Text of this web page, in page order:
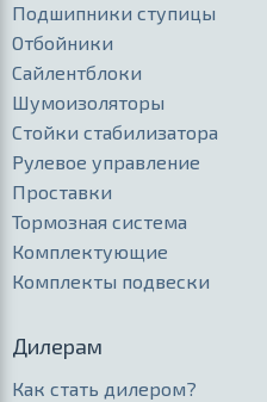
Подшипники ступицы
Отбойники
Сайлентблоки
Шумоизоляторы
Стойки стабилизатора
Рулевое управление
Проставки
Тормозная система
Комплектующие
Комплекты подвески
Дилерам
Как стать дилером?